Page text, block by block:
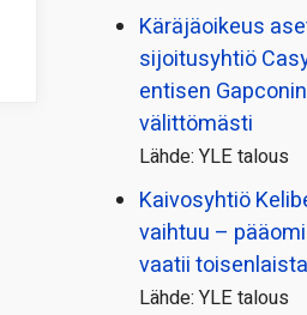
Käräjäoikeus
sijoitusyhtiö
entisen
välittömästi
Lähde: YLE talous
Kaivosyhtiö
vaihtuu –
vaatii
Lähde: YLE talous